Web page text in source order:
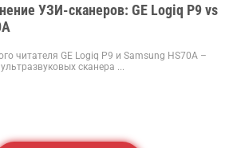
УЗИ-сканеров: GE Logiq P9 vs
читателя GE Logiq P9 и Samsung HS70A –
сканера ...